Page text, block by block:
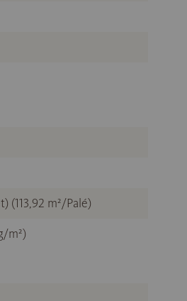
(113,92 m²/Palé)
m²)